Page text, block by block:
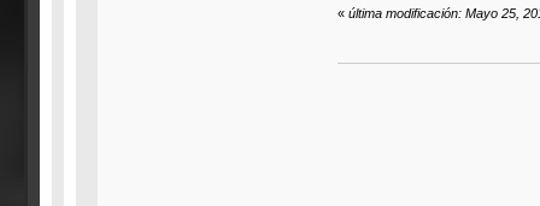
«última modificación: Mayo 25,